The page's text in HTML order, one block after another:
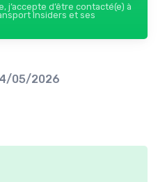
j’accepte d’être contacté(e) à
Insiders et ses
05/2026